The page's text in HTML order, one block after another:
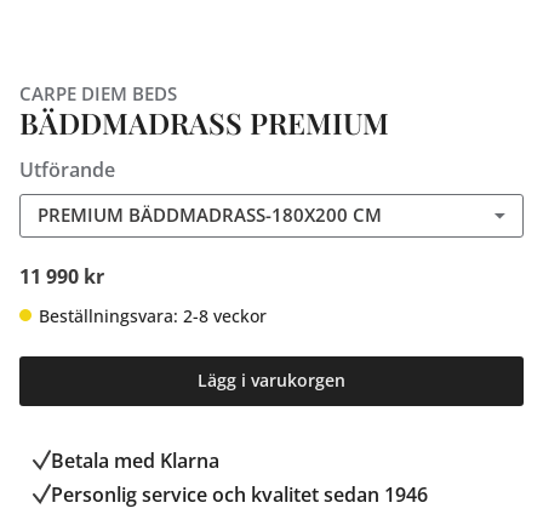
CARPE DIEM BEDS
BÄDDMADRASS PREMIUM
Utförande
PREMIUM BÄDDMADRASS-180X200 CM
11 990 kr
Beställningsvara: 2-8 veckor
Lägg i varukorgen
Betala med Klarna
Personlig service och kvalitet sedan 1946